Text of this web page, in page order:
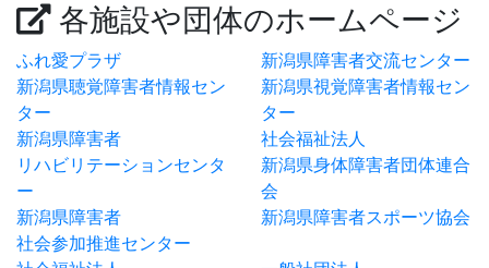
各施設や団体のホームページ
ふれ愛プラザ
新潟県障害者交流センター
新潟県聴覚障害者情報セン
ター
新潟県視覚障害者情報セン
ター
新潟県障害者
リハビリテーションセンタ
ー
社会福祉法人
新潟県身体障害者団体連合
会
新潟県障害者
社会参加推進センター
新潟県障害者スポーツ協会